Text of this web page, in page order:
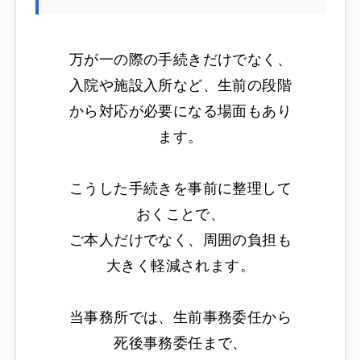
万が一の際の手続きだけでなく、
入院や施設入所など、生前の段階
から対応が必要になる場面もあり
ます。
こうした手続きを事前に整理して
おくことで、
ご本人だけでなく、周囲の負担も
大きく軽減されます。
当事務所では、生前事務委任から
死後事務委任まで、